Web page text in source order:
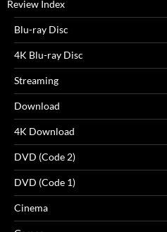
Review Index
Blu-ray Disc
4K Blu-ray Disc
Streaming
Download
4K Download
DVD (Code 2)
DVD (Code 1)
Cinema